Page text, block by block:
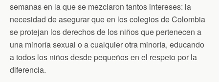
semanas en la que se mezclaron tantos intereses: la
necesidad de asegurar que en los colegios de Colombia
se protejan los derechos de los niños que pertenecen a
una minoría sexual o a cualquier otra minoría, educando
a todos los niños desde pequeños en el respeto por la
diferencia.